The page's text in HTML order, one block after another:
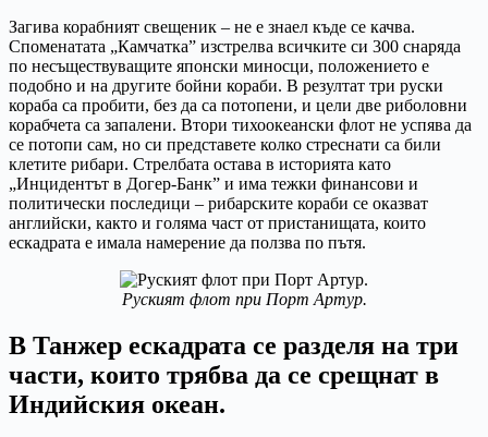
Загива корабният свещеник – не е знаел къде се качва.
Споменатата „Камчатка” изстрелва всичките си 300 снаряда
по несъществуващите японски миносци, положението е
подобно и на другите бойни кораби. В резултат три руски
кораба са пробити, без да са потопени, и цели две риболовни
корабчета са запалени. Втори тихоокеански флот не успява да
се потопи сам, но си представете колко стреснати са били
клетите рибари. Стрелбата остава в историята като
„Инцидентът в Догер-Банк” и има тежки финансови и
политически последици – рибарските кораби се оказват
английски, както и голяма част от пристанищата, които
ескадрата е имала намерение да ползва по пътя.
Руският флот при Порт Артур.
В Танжер ескадрата се разделя на три
части, които трябва да се срещнат в
Индийския океан.